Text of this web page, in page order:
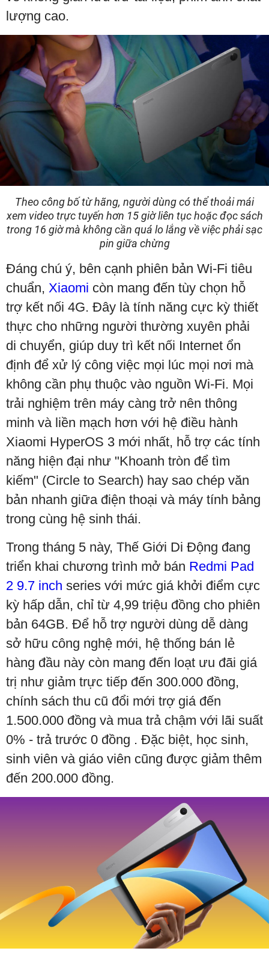
lượng cao.
Theo công bố từ hãng, người dùng có thể thoải mái
xem video trực tuyến hơn 15 giờ liên tục hoặc đọc sách
trong 16 giờ mà không cần quá lo lắng về việc phải sạc
pin giữa chừng
Đáng chú ý, bên cạnh phiên bản Wi-Fi tiêu
chuẩn, Xiaomi còn mang đến tùy chọn hỗ
trợ kết nối 4G. Đây là tính năng cực kỳ thiết
thực cho những người thường xuyên phải
di chuyển, giúp duy trì kết nối Internet ổn
định để xử lý công việc mọi lúc mọi nơi mà
không cần phụ thuộc vào nguồn Wi-Fi. Mọi
trải nghiệm trên máy càng trở nên thông
minh và liền mạch hơn với hệ điều hành
Xiaomi HyperOS 3 mới nhất, hỗ trợ các tính
năng hiện đại như "Khoanh tròn để tìm
kiếm" (Circle to Search) hay sao chép văn
bản nhanh giữa điện thoại và máy tính bảng
trong cùng hệ sinh thái.
Trong tháng 5 này, Thế Giới Di Động đang
triển khai chương trình mở bán Redmi Pad
2 9.7 inch series với mức giá khởi điểm cực
kỳ hấp dẫn, chỉ từ 4,99 triệu đồng cho phiên
bản 64GB. Để hỗ trợ người dùng dễ dàng
sở hữu công nghệ mới, hệ thống bán lẻ
hàng đầu này còn mang đến loạt ưu đãi giá
trị như giảm trực tiếp đến 300.000 đồng,
chính sách thu cũ đổi mới trợ giá đến
1.500.000 đồng và mua trả chậm với lãi suất
0% - trả trước 0 đồng . Đặc biệt, học sinh,
sinh viên và giáo viên cũng được giảm thêm
đến 200.000 đồng.